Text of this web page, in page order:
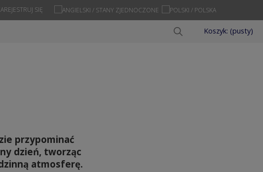
SIĘ
Koszyk: (pusty)
przypominać
dzień, tworząc
atmosferę.